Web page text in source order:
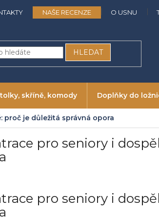
NAŠE RECENZE O USNU
HLEDAT
skříně, komody Doplňky do
proč je důležitá správná opora
pro seniory i
pro seniory i